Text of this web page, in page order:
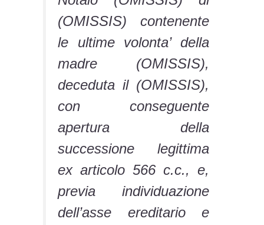
(OMISSIS) contenente
le ultime volonta’ della
madre (OMISSIS),
deceduta il (OMISSIS),
con conseguente
apertura della
successione legittima
ex articolo 566 c.c., e,
previa individuazione
dell’asse ereditario e